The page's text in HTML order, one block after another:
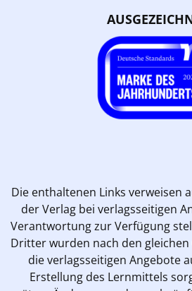
Die enthaltenen Links verweisen
der Verlag bei verlagsseitigen
Verantwortung zur Verfügung
Dritter wurden nach den
die verlagsseitigen Angebote
Erstellung des Lernmittels